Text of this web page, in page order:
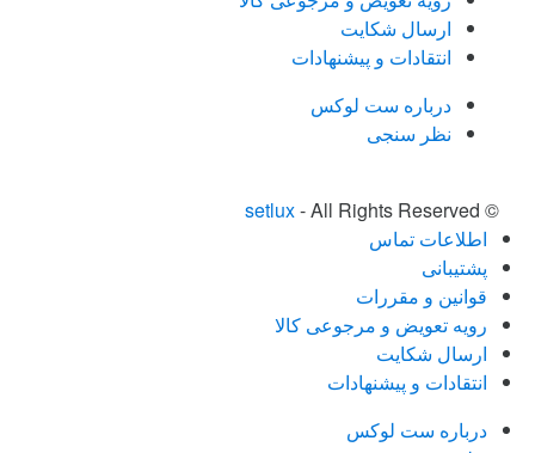
ارسال شکایت
انتقادات و پیشنهادات
درباره ست لوکس
نظر سنجی
©
setlux- All Rights Reserved
اطلاعات تماس
پشتیبانی
قوانین و مقررات
رویه تعویض و مرجوعی کالا
ارسال شکایت
انتقادات و پیشنهادات
درباره ست لوکس